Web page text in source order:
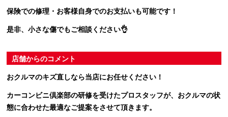
保険での修理・お客様自身でのお支払いも可能です！
是非、小さな傷でもご相談ください👌
店舗からのコメント
おクルマのキズ直しなら当店にお任せください！
カーコンビニ倶楽部の研修を受けたプロスタッフが、おクルマの状
態に合わせた最適なご提案をさせて頂きます。